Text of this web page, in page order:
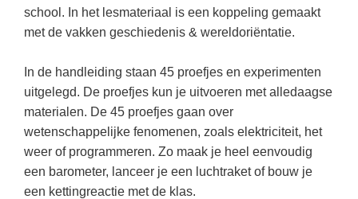
Amersfoort(11)
Lelystad(10)
Muziek
Natuurkunde
Nederlands
Rekenen / Wiskunde
Scheikunde
Sociale vaardigheden
Examentraining
Geschiedenis
Media
Nederlands
Rekenen
Sociale vaardigheden
school. In het lesmateriaal is een koppeling gemaakt
met de vakken geschiedenis & wereldoriëntatie.
In de handleiding staan 45 proefjes en experimenten
uitgelegd. De proefjes kun je uitvoeren met alledaagse
materialen. De 45 proefjes gaan over
wetenschappelijke fenomenen, zoals elektriciteit, het
weer of programmeren. Zo maak je heel eenvoudig
een barometer, lanceer je een luchtraket of bouw je
een kettingreactie met de klas.